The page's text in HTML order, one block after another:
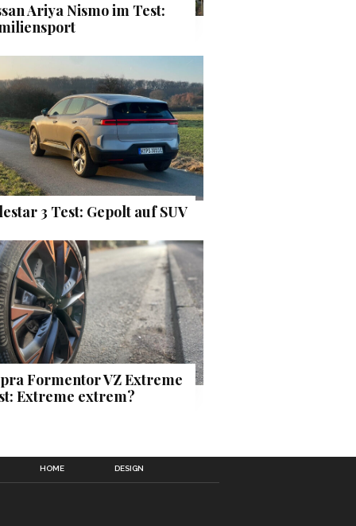
Ariya Nismo im Test:
3 Test: Gepolt auf SUV
Formentor VZ Extreme
Extreme extrem?
HOME DESIGN